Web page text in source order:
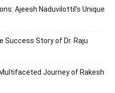
Ajeesh Naduvilottil’s Unique
Success Story of Dr. Raju
Journey of Rakesh